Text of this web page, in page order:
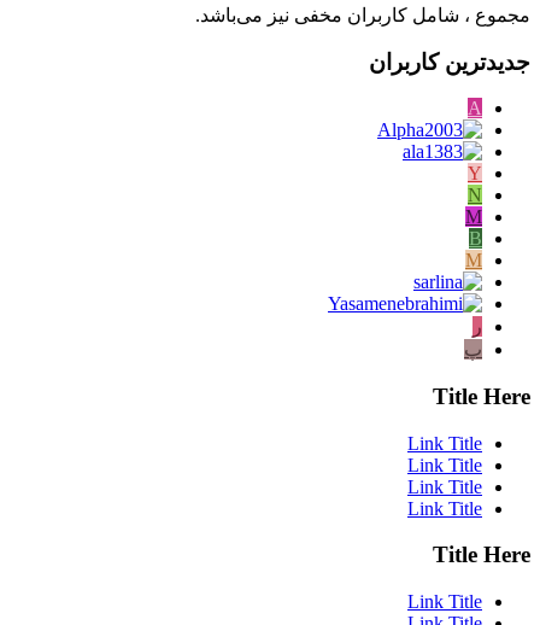
مجموع ، شامل کاربران مخفی نیز می‌باشد.
جدیدترین کاربران
A
Y
N
M
B
M
ر
پ
Title Here
Link Title
Link Title
Link Title
Link Title
Title Here
Link Title